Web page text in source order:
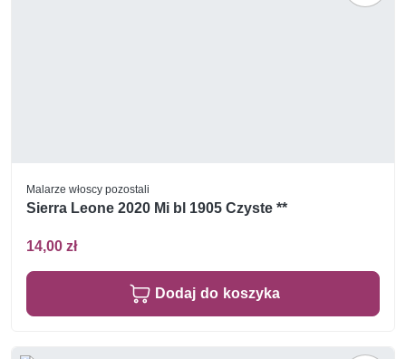
Malarze włoscy pozostali
Sierra Leone 2020 Mi bl 1905 Czyste **
14,00 zł
Dodaj do koszyka